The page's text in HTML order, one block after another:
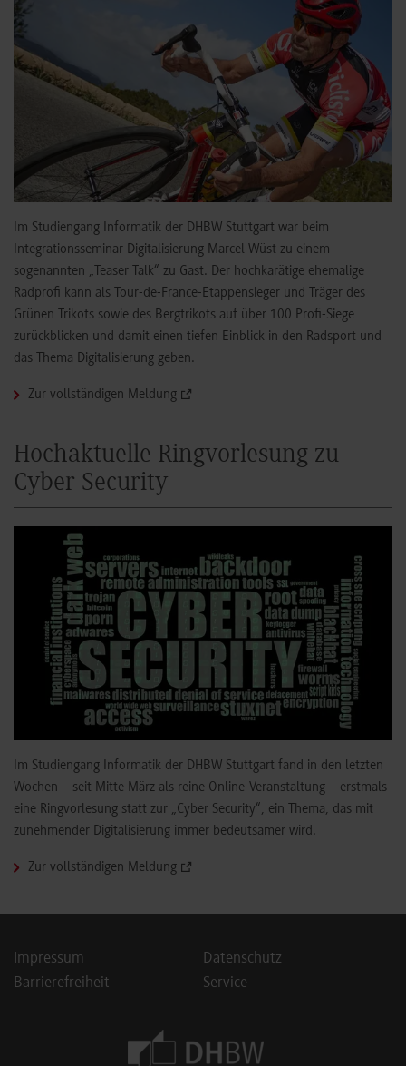
Im Studiengang Informatik der DHBW Stuttgart war beim
Integrationsseminar Digitalisierung Marcel Wüst zu einem
sogenannten „Teaser Talk“ zu Gast. Der hochkarätige ehemalige
Radprofi kann als Tour-de-France-Etappensieger und Träger des
Grünen Trikots sowie des Bergtrikots auf über 100 Profi-Siege
zurückblicken und damit einen tiefen Einblick in den Radsport und
das Thema Digitalisierung geben.
Zur vollständigen Meldung
Hochaktuelle Ringvorlesung zu
Cyber Security
Im Studiengang Informatik der DHBW Stuttgart fand in den letzten
Wochen – seit Mitte März als reine Online-Veranstaltung – erstmals
eine Ringvorlesung statt zur „Cyber Security“, ein Thema, das mit
zunehmender Digitalisierung immer bedeutsamer wird.
Zur vollständigen Meldung
Footer Meta Navigation
Impressum
Datenschutz
Barrierefreiheit
Service